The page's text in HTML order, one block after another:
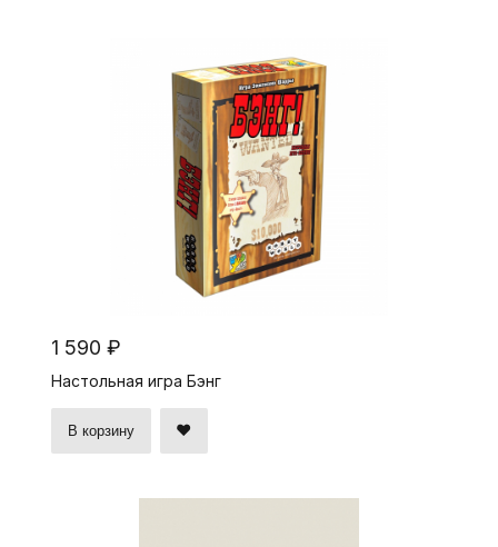
1 590 ₽
Настольная игра Бэнг
В корзину